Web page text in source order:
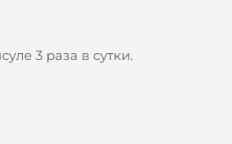
3 раза в сутки.